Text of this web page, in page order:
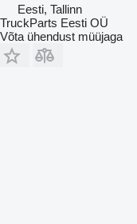
Eesti, Tallinn
TruckParts Eesti OÜ
Võta ühendust müüjaga